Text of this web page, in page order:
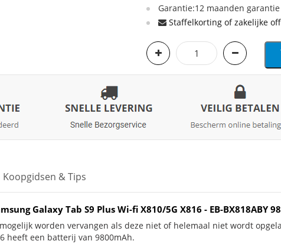
Garantie:12 maanden
Staffelkorting of zakelijke
Koopgidsen & Tips
Galaxy Tab S9 Plus Wi-fi X810/5G X816 - EB-BX818ABY
worden vervangen als deze niet of helemaal niet wordt
heeft een batterij van 9800mAh.